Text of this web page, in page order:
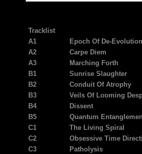
Tracklist
A1
Epoch Of De-Evolution
A2
Carpe Diem
A3
Marching Forth
B1
Sunrise Slaughter
B2
Conduit Of Atrophy
B3
Veils Of Looming
B4
Dissent
B5
Quantum
C1
The Living Spiral
C2
Obsessive Time
C3
Patholysis